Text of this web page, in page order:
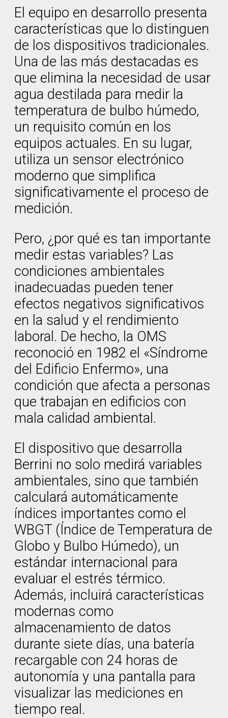
El equipo en desarrollo presenta
características que lo distinguen
de los dispositivos tradicionales.
Una de las más destacadas es
que elimina la necesidad de usar
agua destilada para medir la
temperatura de bulbo húmedo,
un requisito común en los
equipos actuales. En su lugar,
utiliza un sensor electrónico
moderno que simplifica
significativamente el proceso de
medición.
Pero, ¿por qué es tan importante
medir estas variables? Las
condiciones ambientales
inadecuadas pueden tener
efectos negativos significativos
en la salud y el rendimiento
laboral. De hecho, la OMS
reconoció en 1982 el «Síndrome
del Edificio Enfermo», una
condición que afecta a personas
que trabajan en edificios con
mala calidad ambiental.
El dispositivo que desarrolla
Berrini no solo medirá variables
ambientales, sino que también
calculará automáticamente
índices importantes como el
WBGT (Índice de Temperatura de
Globo y Bulbo Húmedo), un
estándar internacional para
evaluar el estrés térmico.
Además, incluirá características
modernas como
almacenamiento de datos
durante siete días, una batería
recargable con 24 horas de
autonomía y una pantalla para
visualizar las mediciones en
tiempo real.